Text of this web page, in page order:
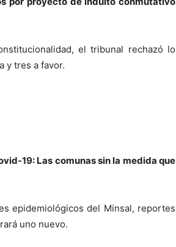
el tribunal rechazó lo
y tres a favor.
19: Las comunas sin la medida que
epidemiológicos del Minsal, reportes
uno nuevo.